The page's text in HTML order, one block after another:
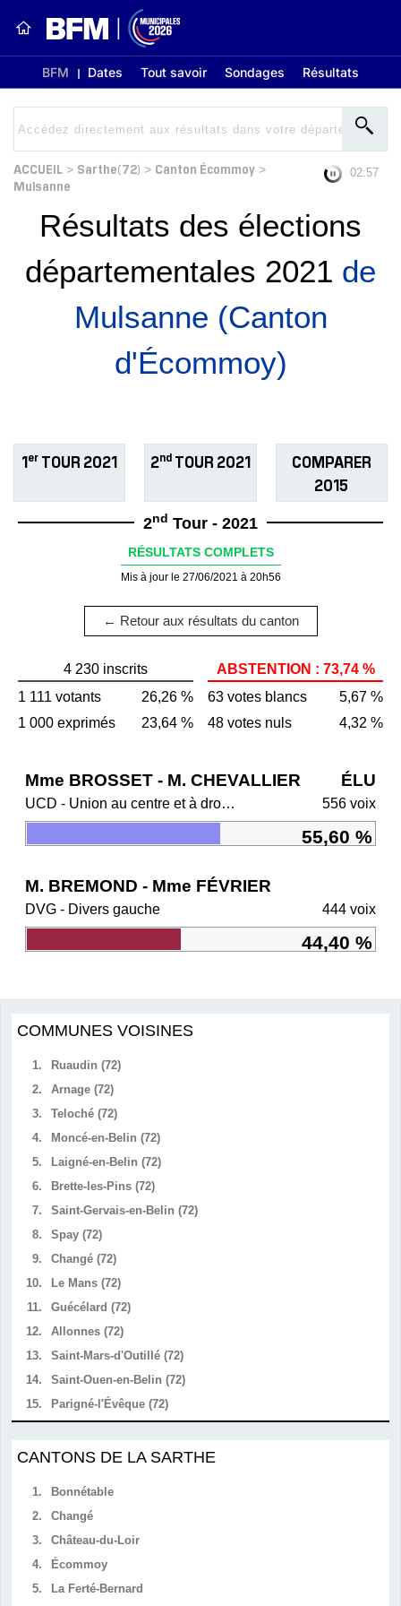
BFM Dates Tout savoir Sondages Résultats
ACCUEIL > Sarthe(72) > Canton Écommoy >
Mulsanne
02:56
Résultats des élections
départementales 2021 de
Mulsanne (Canton
d'Écommoy)
1er TOUR 2021 2ndTOUR 2021
COMPARER
2015
2nd Tour - 2021
RÉSULTATS COMPLETS
Mis à jour le 27/06/2021 à 20h56
← Retour aux résultats du canton
4 230 inscrits
1 111 votants
26,26 %
1 000 exprimés
23,64 %
ABSTENTION : 73,74 %
63 votes blancs
5,67 %
48 votes nuls
4,32 %
Mme BROSSET - M. CHEVALLIER ÉLU
UCD - Union au centre et à droite 556 voix
55,60 %
M. BREMOND - Mme FÉVRIER
DVG - Divers gauche 444 voix
44,40 %
COMMUNES VOISINES
1.
Ruaudin (72)
2.
Arnage (72)
3.
Teloché (72)
4.
Moncé-en-Belin (72)
5.
Laigné-en-Belin (72)
6.
Brette-les-Pins (72)
7.
Saint-Gervais-en-Belin (72)
8.
Spay (72)
9.
Changé (72)
10.
Le Mans (72)
11.
Guécélard (72)
12.
Allonnes (72)
13.
Saint-Mars-d'Outillé (72)
14.
Saint-Ouen-en-Belin (72)
15.
Parigné-l'Évêque (72)
CANTONS DE LA SARTHE
1.
Bonnétable
2.
Changé
3.
Château-du-Loir
4.
Écommoy
5.
La Ferté-Bernard